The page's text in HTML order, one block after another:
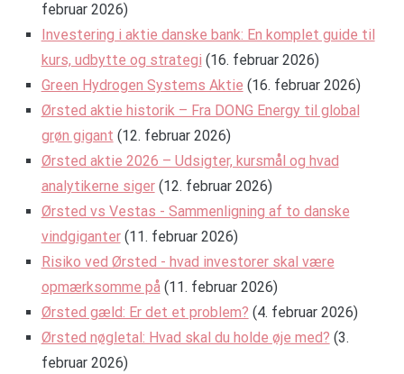
februar 2026)
Investering i aktie danske bank: En komplet guide til
kurs, udbytte og strategi (16. februar 2026)
Green Hydrogen Systems Aktie (16. februar 2026)
Ørsted aktie historik – Fra DONG Energy til global
grøn gigant (12. februar 2026)
Ørsted aktie 2026 – Udsigter, kursmål og hvad
analytikerne siger (12. februar 2026)
Ørsted vs Vestas - Sammenligning af to danske
vindgiganter (11. februar 2026)
Risiko ved Ørsted - hvad investorer skal være
opmærksomme på (11. februar 2026)
Ørsted gæld: Er det et problem? (4. februar 2026)
Ørsted nøgletal: Hvad skal du holde øje med? (3.
februar 2026)